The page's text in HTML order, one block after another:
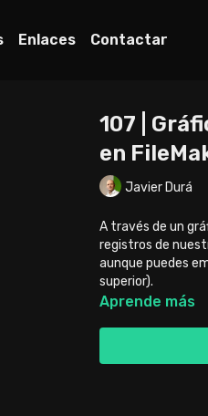
Enlaces Contactar
107 |
en
Javier Durá
A través de un
registros de
aunque puedes
superior).
Aprende más